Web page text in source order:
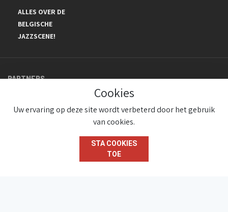
ALLES OVER DE
BELGISCHE
JAZZSCENE!
PARTNERS
© JazzInBelgium 2026 ( Version 1.1.2)
Cookies
Uw ervaring op deze site wordt verbeterd door het gebruik
van cookies.
STA COOKIES
TOE